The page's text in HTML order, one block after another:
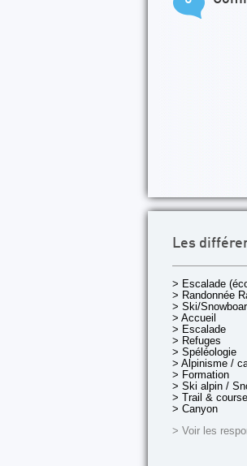
Les
> Escalade
> Randonnée
> Ski/
> Accueil
> Escalade
> Refuges
> Spéléologie
> Alpinisme /
> Formation
> Ski alpin /
> Trail &
> Canyon
> Voir les